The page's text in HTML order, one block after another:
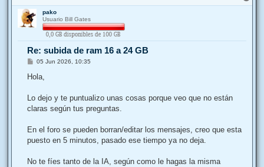
r
pako
Usuario Bill Gates
Re: subida de ram 16 a 24 GB
M
n
j
05 Jun 2026, 10:35
Hola,
Lo dejo y te puntualizo unas cosas porque veo que no están
claras según tus preguntas.
En el foro se pueden borran/editar los mensajes, creo que esta
puesto en 5 minutos, pasado ese tiempo ya no deja.
No te fíes tanto de la IA, según como le hagas la misma